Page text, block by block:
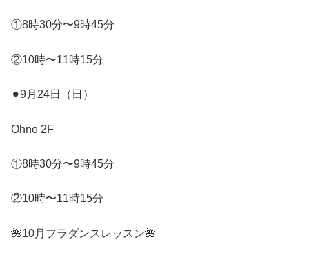
①8時30分〜9時45分
②10時〜11時15分
⚫︎9月 24日（日）
Ohno 2F
①8時30分〜9時45分
②10時〜11時15分
🌺10月フラダンスレッスン🌺